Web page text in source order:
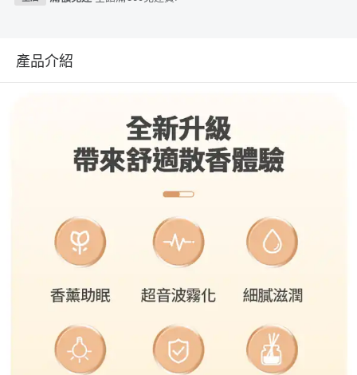
產品介紹